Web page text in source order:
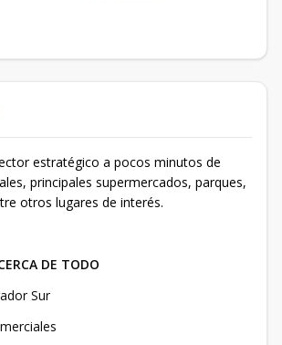
estratégico a pocos minutos de
principales supermercados, parques,
otros lugares de interés.
DE TODO
Sur